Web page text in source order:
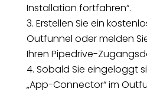
Installation fortfahren“.
Erstellen Sie ein
Outfunnel oder melden
Ihren Pipedrive-
Sobald Sie eingeloggt
„App-Connector“ im